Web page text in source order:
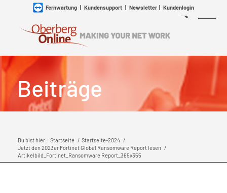
Fernwartung| Kundensupport| Newsletter| Kundenlogin
Beiträge
Du bist hier: Startseite / Startseite-2024 /
Jetzt den 2023er Fortinet Global Ransomware Report lesen /
Artikelbild_Fortinet_Ransomware Report_365x355